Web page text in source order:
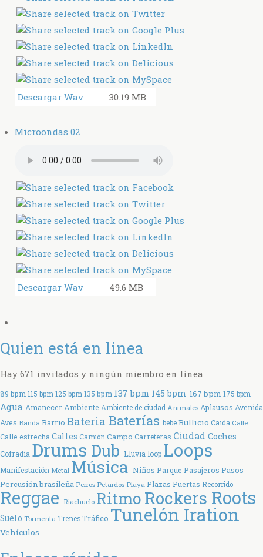
Descargar Wav 30.19 MB
Microondas 02
Descargar Wav 49.6 MB
Quien está en linea
Hay 671 invitados y ningún miembro en línea
89 bpm 115 bpm 125 bpm 135 bpm 137 bpm 145 bpm 167 bpm 175 bpm
Agua Amanecer Ambiente Ambiente de ciudad Animales Aplausos Avenida
Aves Banda Barrio Bateria Baterías bebeBullicio Caida Calle
Calle estrecha Calles Camión Campo Carreteras Ciudad Coches
Cofradía Drums Dub Lluvia loop Loops
Manifestación Metal Música Niños Parque Pasajeros Pasos
Percusión brasileña Perros Petardos Playa Plazas Puertas Recorrido
Reggae Riachuelo Ritmo Rockers Roots
Suelo Tormenta Trenes Tráfico Tunelón Iration
Vehículos